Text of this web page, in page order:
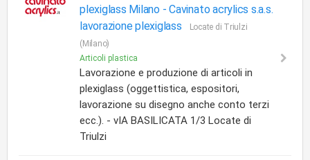
plexiglass Milano -Cavinato acrylics s.a.s.
lavorazione plexiglass
Locate di Triulzi
(Milano)
Articoli plastica
Lavorazione e produzione di articoli in
plexiglass (oggettistica, espositori,
lavorazione su disegno anche conto terzi
ecc.). - vIA BASILICATA 1/3 Locate di
Triulzi